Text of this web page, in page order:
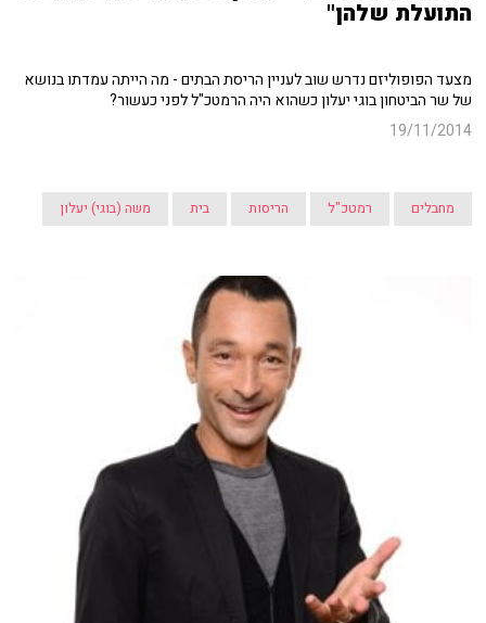
התועלת שלהן"
מצעד הפופוליזם נדרש שוב לעניין הריסת הבתים - מה הייתה עמדתו בנושא
של שר הביטחון בוגי יעלון כשהוא היה הרמטכ"ל לפני כעשור?
19/11/2014
מחבלים רמטכ"ל הריסות בית משה (בוגי) יעלון